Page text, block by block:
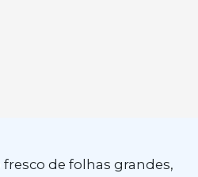
de folhas grandes,